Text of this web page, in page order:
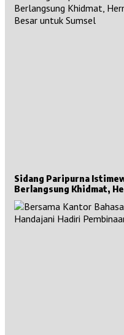
Sidang Paripurna
Berlangsung Khidmat,
Sejarah Besar untuk